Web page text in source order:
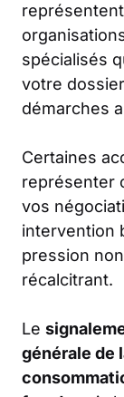
spécialisés
votre
démarches
Certaines
représenter
vos
intervention
pression
récalcitrant.
Le
générale de